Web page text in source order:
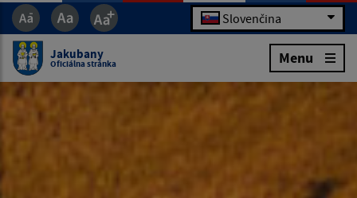
Slovenčina
Jakubany
Oficiálna stránka Menu